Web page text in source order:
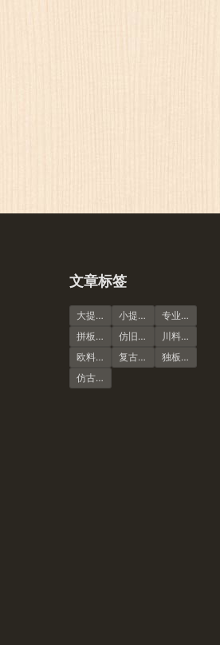
文章标签
大提琴 小提琴谱
专业演奏级
拼板虎纹
仿旧风格
川料小提琴
欧料小提琴
复古风格
独板虎纹
仿古大提琴